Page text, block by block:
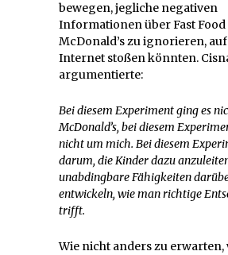
bewegen, jegliche negativen
Informationen über Fast
McDonald’s zu ignorieren,
Internet stoßen könnten.
argumentierte:
Bei diesem Experiment ging es
McDonald’s, bei diesem
nicht um mich. Bei diesem
darum, die Kinder dazu
unabdingbare Fähigkeiten
entwickeln, wie man richtige
trifft.
Wie nicht anders zu erwarten,